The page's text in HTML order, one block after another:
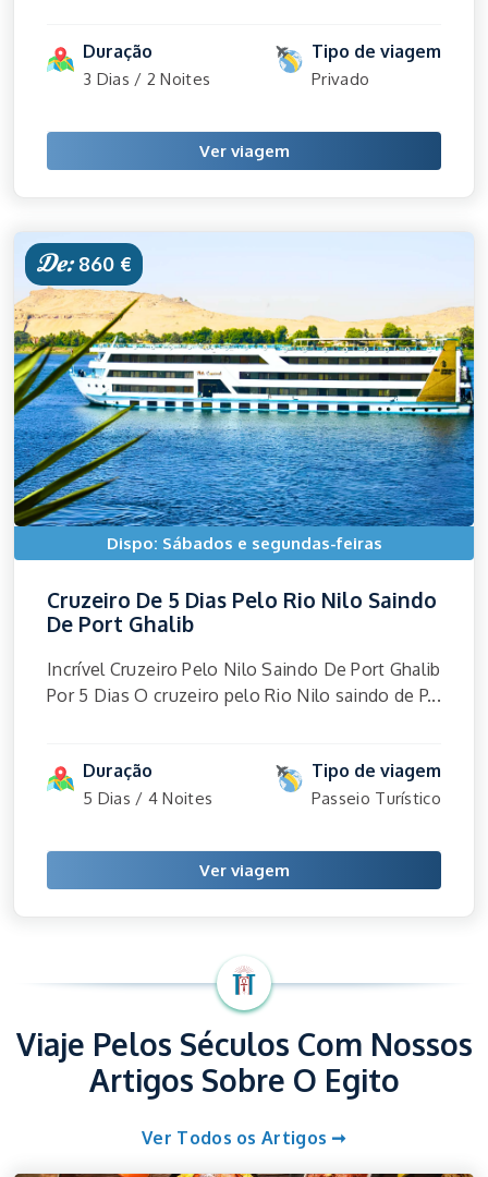
Duração
3 Dias / 2 Noites
Tipo de viagem
Privado
Ver viagem
De:860 €
Dispo: Sábados e segundas-feiras
Cruzeiro De 5 Dias Pelo Rio Nilo Saindo
De Port Ghalib
Incrível Cruzeiro Pelo Nilo Saindo De Port Ghalib
Por 5 Dias O cruzeiro pelo Rio Nilo saindo de P...
Duração
5 Dias / 4 Noites
Tipo de viagem
Passeio Turístico
Ver viagem
Viaje Pelos Séculos Com Nossos
Artigos Sobre O Egito
Ver Todos os Artigos ➞